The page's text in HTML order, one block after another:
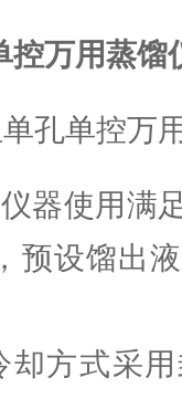
万用蒸馏
器使用满
预设馏出
却方式采